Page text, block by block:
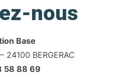
nous
Base
24100 BERGERAC
58 88 69